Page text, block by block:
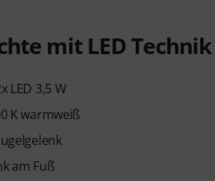
mit LED Technik
LED 3,5 W
K warmweiß
am Fuß